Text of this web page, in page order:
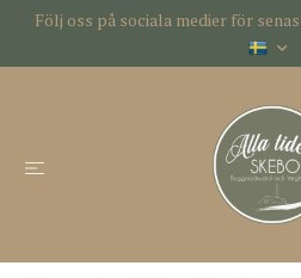
Följ oss på sociala medier för